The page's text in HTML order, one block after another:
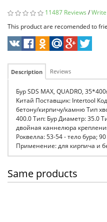
11487 Reviews /
This product are recomended to
Description Reviews
Бур SDS MAX, QUADRO,
Китай Поставщик: Intertool
бетону/кирпичу/камню Тип
400.0 Тип: Бур Диаметр: 35.0
двойная каннелюра
Роквелла: 53-54 - тело бура;
Применение: для кирпича и
Same products